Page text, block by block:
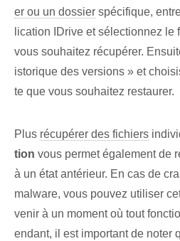
er ou un dossier spécifique,
lication IDrive et sélectionnez
vous souhaitez récupérer.
istorique des versions » et
te que vous souhaitez restaurer.
Plus récupérer des fichiers
tion vous permet également de
à un état antérieur. En cas de
malware, vous pouvez utiliser
venir à un moment où tout
endant, il est important de noter